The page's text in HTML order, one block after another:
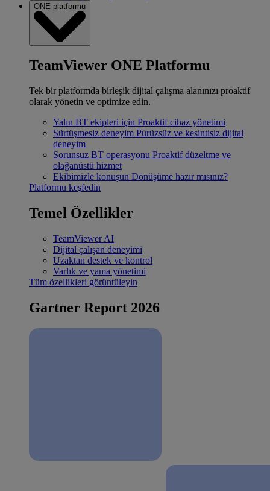
ONE platformu
TeamViewer ONE Platformu
Tek bir platformda birleşik dijital çalışma alanınızı proaktif
olarak yönetin ve optimize edin.
Yalın BT ekipleri için Proaktif cihaz yönetimi
Sürtüşmesiz deneyim Pürüzsüz ve kesintisiz dijital
deneyim
Sorunsuz BT operasyonu Proaktif düzeltme ve
olağanüstü hizmet
Ekibimizle konuşun Dönüşüme hazır mısınız?
Platformu keşfedin
Temel Özellikler
TeamViewer AI
Dijital çalışan deneyimi
Uzaktan destek ve kontrol
Varlık ve yama yönetimi
Tüm özellikleri görüntüleyin
Gartner Report 2026